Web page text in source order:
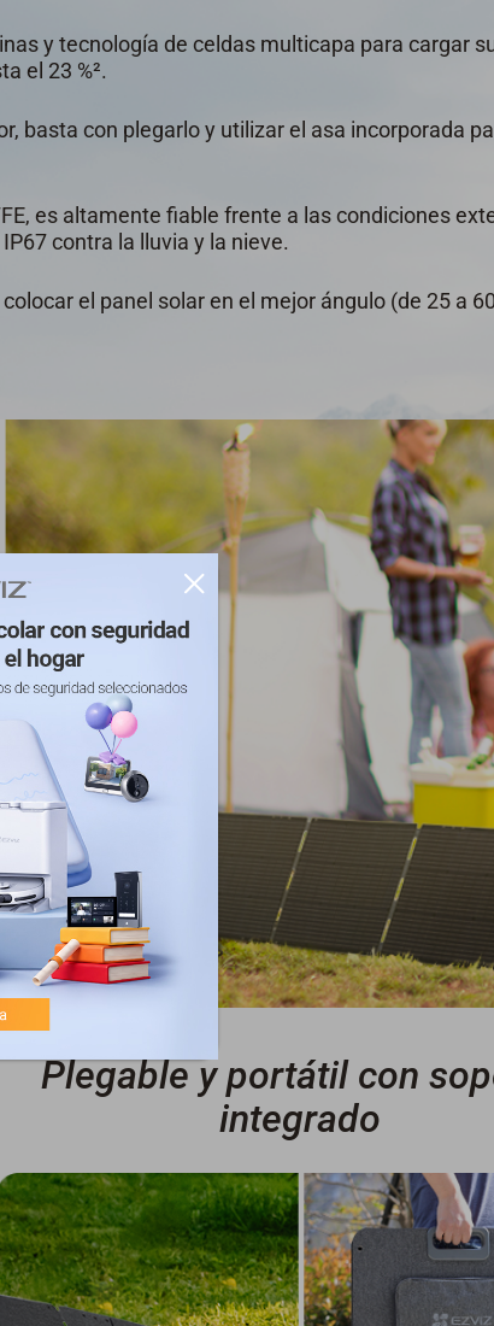
y tecnología de celdas multicapa para cargar
el 23 %².
basta con plegarlo y utilizar el asa incorporada
es altamente fiable frente a las condiciones
contra la lluvia y la nieve.
el panel solar en el mejor ángulo (de 25 a
Plegable y portátil con
integrado